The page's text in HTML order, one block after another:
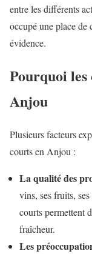
entre les différents
occupé une place de
évidence.
Pourquoi
Anjou
Plusieurs facteurs
courts en Anjou :
La qualité des
vins, ses fruits,
courts permettent
fraîcheur.
Les